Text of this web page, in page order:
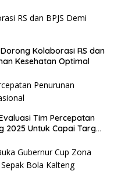
Kolaborasi RS dan
Kesehatan Optimal
Tim Percepatan
2025 Untuk Capai Target